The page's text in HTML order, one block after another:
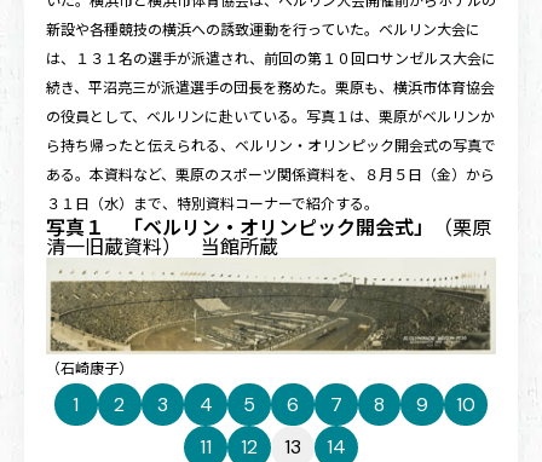
新設や各種競技の横浜への誘致運動を行っていた。ベルリン大会に
は、１３１名の選手が派遣され、前回の第１０回ロサンゼルス大会に
続き、平沼亮三が派遣選手の団長を務めた。栗原も、横浜市体育協会
の役員として、ベルリンに赴いている。 写真１は、栗原がベルリンか
ら持ち帰ったと伝えられる、ベルリン・オリンピック開会式の写真で
ある。本資料など、栗原のスポーツ関係資料を、８月５日（金）から
３１日（水）まで、特別資料コーナーで紹介する。
写真１ 「ベルリン・オリンピック開会式」 （栗原
清一旧蔵資料） 当館所蔵
（石崎康子）
1 2 3 4 5 6 7 8 9
10
11
12 13 14